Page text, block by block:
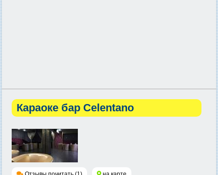
Караоке бар Celentano